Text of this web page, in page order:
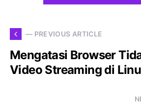
— PREVIOUS ARTICLE
Mengatasi Browser
Video Streaming di